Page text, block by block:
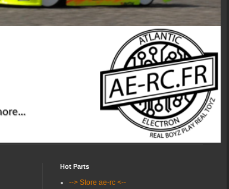
Hot Parts
--> Store ae-rc <--